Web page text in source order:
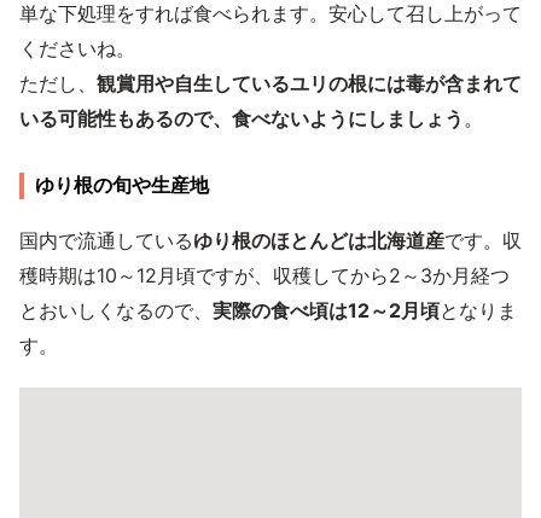
単な下処理をすれば食べられます。安心して召し上がって
くださいね。
ただし、 観賞用や自生しているユリの根には毒が含まれて
いる可能性もあるので、食べないようにしましょう 。
ゆり根の旬や生産地
国内で流通しているゆり根のほとんどは北海道産です。収
穫時期は10～12月頃ですが、収穫してから2～3か月経つ
とおいしくなるので、 実際の食べ頃は12～2月頃となりま
す。